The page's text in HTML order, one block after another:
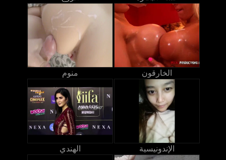
منوم الخارقون
الهندي الإندونيسية